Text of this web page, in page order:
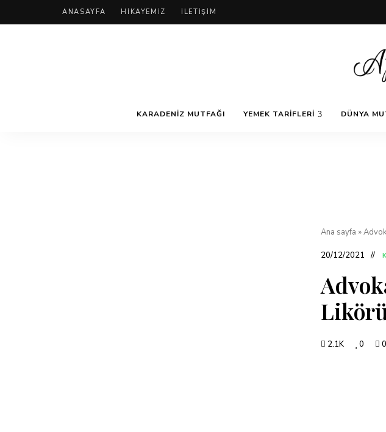
ANASAYFA HIKAYEMIZ İLETIŞIM
ve
ve
KARADENIZ MUTFAĞI YEMEK TARIFLERI DÜNYA
Ana sayfa »
20/12/2021
2.1K 0 0